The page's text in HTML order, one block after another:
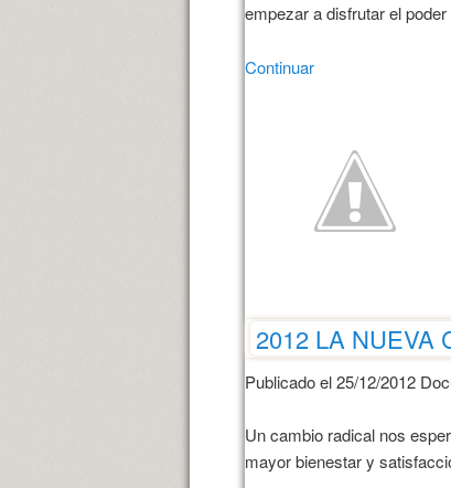
empezar a disfrutar el
Continuar
2012 LA NUEVA
Publicado el 25/12/2012
Un cambio radical nos
mayor bienestar y